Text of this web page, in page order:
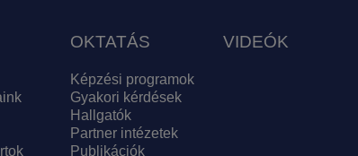
OKTATÁS
Képzési programok
Gyakori kérdések
Hallgatók
Partner intézetek
Publikációk
VIDEÓK